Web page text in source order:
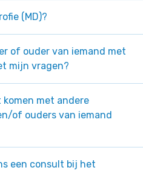
(MD)?
of ouder van iemand met
mijn vragen?
komen met andere
of ouders van iemand
een consult bij het